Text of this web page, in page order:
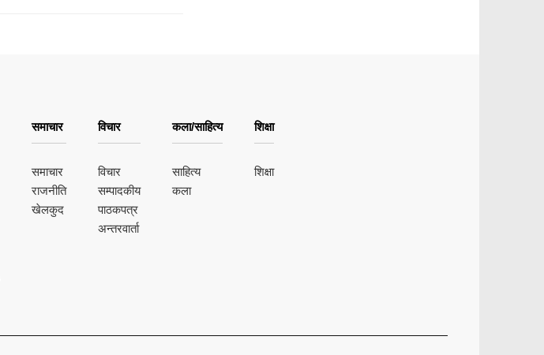
समाचार
समाचार
राजनीति
खेलकुद
विचार
विचार
सम्पादकीय
पाठकपत्र
अन्तरवार्ता
कला/साहित्य
साहित्य
कला
शिक्षा
शिक्षा